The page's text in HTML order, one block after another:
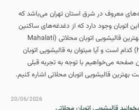
معروف در شرق استان تهران می‌باشد که
اتوبان وجود دارد که از دغدغه‌های ساکنین
این محله‌ها این است که بهترین قالیشویی اتوبان محلاتی (Mahalati
highway carpet cleaner) کدام است و آیا میتوان به قالیشویی اتوبان
صفحه می‌خواهیم با توجه به تجربه قبلی
قالیشویی اتوبان محلاتی اشاره کنیم.
20/06/2026